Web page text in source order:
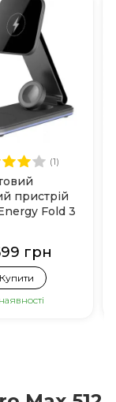
(1)
пристрій
Fold 3
грн
Купити